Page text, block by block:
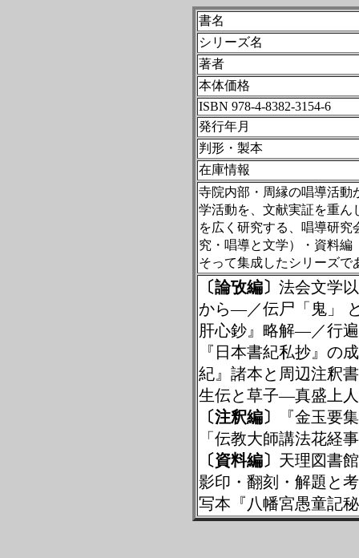
書名
シリーズ名
著者
本体価格
ISBN 978-4-8382-3154-6
発行年月
判形・製本
在庫情報
寺院内部・周縁の唱導活動
学活動を、文献実証を重ん
を広く研究する、唱導研
究・唱導と文学）・資料編
そって集成したシリーズで
〔論攷編〕 法会文学
から―／伝尸「鬼」
肝心鈔』略解―／行
『日本書紀私抄』の
紀』諸本と周辺注釈
生伝と草子―真盛上
〔注釈編〕
『金玉要
「伝教大師講法花経
〔資料編〕 天理図書
影印・翻刻・解題と
写本『八幡宮愚童記